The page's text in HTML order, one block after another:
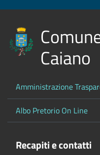
Caiano
Amministrazione
Albo Pretorio On Line
Recapiti e contatti